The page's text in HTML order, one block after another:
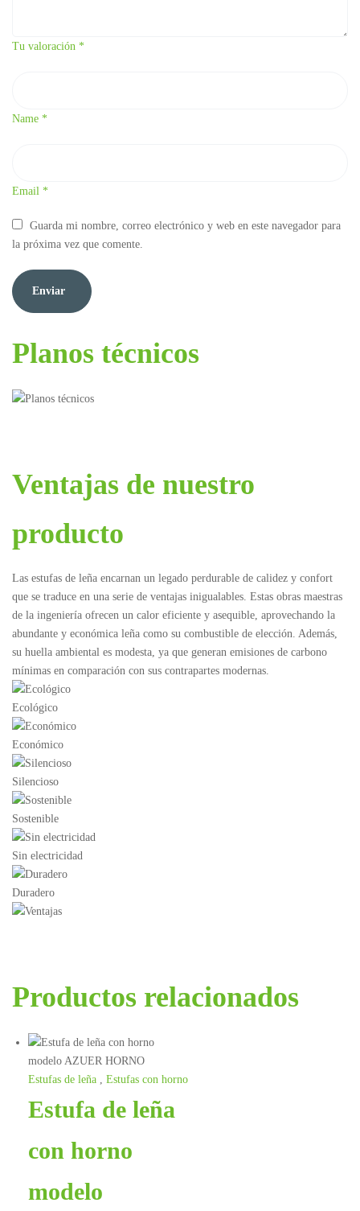
Tu valoración *
Name *
Email *
Guarda mi nombre, correo electrónico y web en este navegador para
la próxima vez que comente.
Planos técnicos
Ventajas de nuestro
producto
Las estufas de leña encarnan un legado perdurable de calidez y confort
que se traduce en una serie de ventajas inigualables. Estas obras maestras
de la ingeniería ofrecen un calor eficiente y asequible, aprovechando la
abundante y económica leña como su combustible de elección. Además,
su huella ambiental es modesta, ya que generan emisiones de carbono
mínimas en comparación con sus contrapartes modernas.
Ecológico
Económico
Silencioso
Sostenible
Sin electricidad
Duradero
Productos relacionados
Estufas de leña, Estufas con horno
Estufa de leña
con horno
modelo